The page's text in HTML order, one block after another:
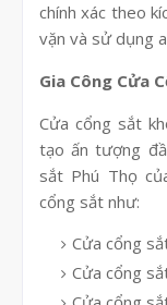
chính xác theo
vặn và sử dụng
Gia Công Cửa
Cửa cổng sắt
tạo ấn tượng
sắt Phú Thọ
cổng sắt như:
Cửa cổng
Cửa cổng